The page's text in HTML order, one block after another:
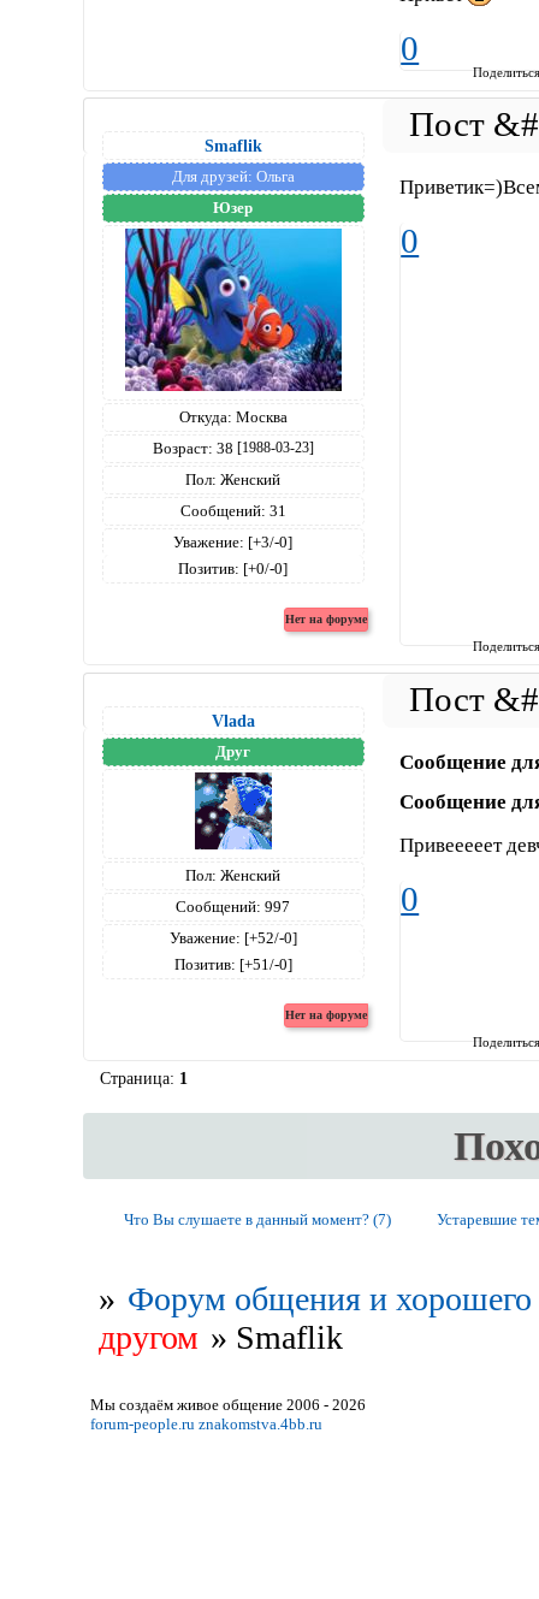
0
Smaflik
Для друзей: Ольга
Юзер
Откуда: Москва
Возраст: 38 [1988-03-23]
Пол: Женский
Сообщений: 31
Уважение: [+3/-0]
Позитив: [+0/-0]
0
Vlada
Друг
Пол: Женский
Сообщений: 997
Уважение: [+52/-0]
Позитив: [+51/-0]
Сообщение
Сообщение
Привееееет
0
Страница: 1
Что Вы слушаете в данный момент? (7) Устаревшие
» Форум общения и хорошего
другом » Smaflik
Мы создаём живое общение 2006 - 2026
forum-people.ru znakomstva.4bb.ru